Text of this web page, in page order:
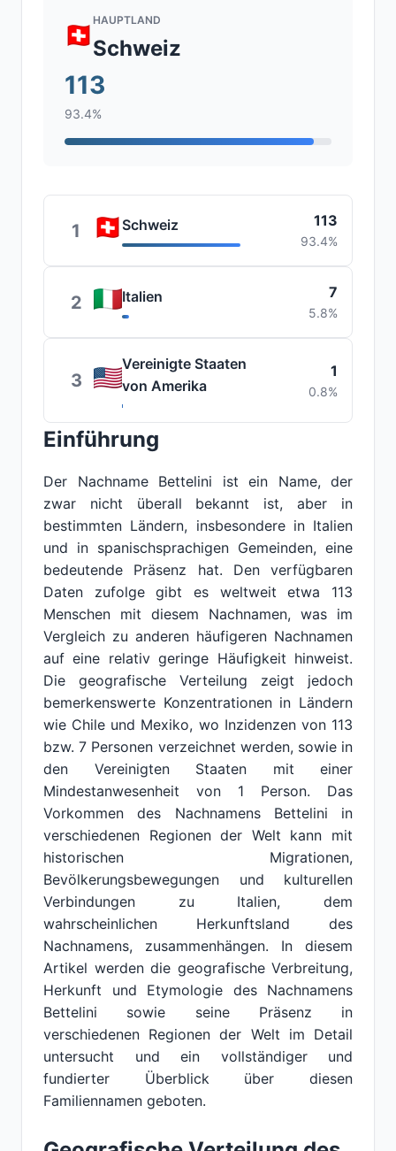
HAUPTLAND
Schweiz
113
93.4%
1 Schweiz 113
93.4%
2 Italien 7
5.8%
3
Vereinigte Staaten
von Amerika
1
0.8%
Einführung
Der Nachname Bettelini ist ein Name, der
zwar nicht überall bekannt ist, aber in
bestimmten Ländern, insbesondere in Italien
und in spanischsprachigen Gemeinden, eine
bedeutende Präsenz hat. Den verfügbaren
Daten zufolge gibt es weltweit etwa 113
Menschen mit diesem Nachnamen, was im
Vergleich zu anderen häufigeren Nachnamen
auf eine relativ geringe Häufigkeit hinweist.
Die geografische Verteilung zeigt jedoch
bemerkenswerte Konzentrationen in Ländern
wie Chile und Mexiko, wo Inzidenzen von 113
bzw. 7 Personen verzeichnet werden, sowie in
den Vereinigten Staaten mit einer
Mindestanwesenheit von 1 Person. Das
Vorkommen des Nachnamens Bettelini in
verschiedenen Regionen der Welt kann mit
historischen Migrationen,
Bevölkerungsbewegungen und kulturellen
Verbindungen zu Italien, dem
wahrscheinlichen Herkunftsland des
Nachnamens, zusammenhängen. In diesem
Artikel werden die geografische Verbreitung,
Herkunft und Etymologie des Nachnamens
Bettelini sowie seine Präsenz in
verschiedenen Regionen der Welt im Detail
untersucht und ein vollständiger und
fundierter Überblick über diesen
Familiennamen geboten.